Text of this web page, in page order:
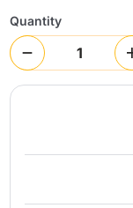
Quantity